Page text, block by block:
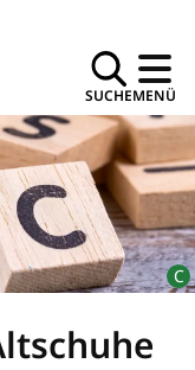
SUCHEMENÜ